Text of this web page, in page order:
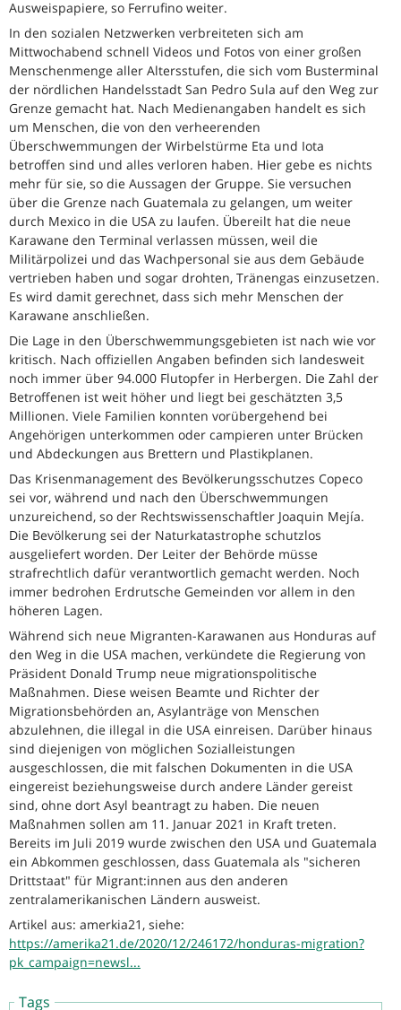
Ausweispapiere, so Ferrufino weiter.
In den sozialen Netzwerken verbreiteten sich am
Mittwochabend schnell Videos und Fotos von einer großen
Menschenmenge aller Altersstufen, die sich vom Busterminal
der nördlichen Handelsstadt San Pedro Sula auf den Weg zur
Grenze gemacht hat. Nach Medienangaben handelt es sich
um Menschen, die von den verheerenden
Überschwemmungen der Wirbelstürme Eta und Iota
betroffen sind und alles verloren haben. Hier gebe es nichts
mehr für sie, so die Aussagen der Gruppe. Sie versuchen
über die Grenze nach Guatemala zu gelangen, um weiter
durch Mexico in die USA zu laufen. Übereilt hat die neue
Karawane den Terminal verlassen müssen, weil die
Militärpolizei und das Wachpersonal sie aus dem Gebäude
vertrieben haben und sogar drohten, Tränengas einzusetzen.
Es wird damit gerechnet, dass sich mehr Menschen der
Karawane anschließen.
Die Lage in den Überschwemmungsgebieten ist nach wie vor
kritisch. Nach offiziellen Angaben befinden sich landesweit
noch immer über 94.000 Flutopfer in Herbergen. Die Zahl der
Betroffenen ist weit höher und liegt bei geschätzten 3,5
Millionen. Viele Familien konnten vorübergehend bei
Angehörigen unterkommen oder campieren unter Brücken
und Abdeckungen aus Brettern und Plastikplanen.
Das Krisenmanagement des Bevölkerungsschutzes Copeco
sei vor, während und nach den Überschwemmungen
unzureichend, so der Rechtswissenschaftler Joaquin Mejía.
Die Bevölkerung sei der Naturkatastrophe schutzlos
ausgeliefert worden. Der Leiter der Behörde müsse
strafrechtlich dafür verantwortlich gemacht werden. Noch
immer bedrohen Erdrutsche Gemeinden vor allem in den
höheren Lagen.
Während sich neue Migranten-Karawanen aus Honduras auf
den Weg in die USA machen, verkündete die Regierung von
Präsident Donald Trump neue migrationspolitische
Maßnahmen. Diese weisen Beamte und Richter der
Migrationsbehörden an, Asylanträge von Menschen
abzulehnen, die illegal in die USA einreisen. Darüber hinaus
sind diejenigen von möglichen Sozialleistungen
ausgeschlossen, die mit falschen Dokumenten in die USA
eingereist beziehungsweise durch andere Länder gereist
sind, ohne dort Asyl beantragt zu haben. Die neuen
Maßnahmen sollen am 11. Januar 2021 in Kraft treten.
Bereits im Juli 2019 wurde zwischen den USA und Guatemala
ein Abkommen geschlossen, dass Guatemala als "sicheren
Drittstaat" für Migrant:innen aus den anderen
zentralamerikanischen Ländern ausweist.
Artikel aus: amerkia21, siehe:
https://amerika21.de/2020/12/246172/honduras-migration?
pk_campaign=newsl...
Tags